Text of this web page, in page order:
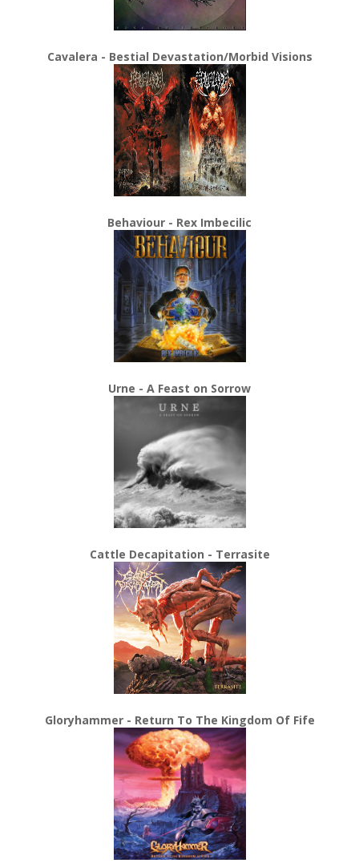
Cavalera - Bestial Devastation/Morbid Visions
Behaviour - Rex Imbecilic
Urne - A Feast on Sorrow
Cattle Decapitation - Terrasite
Gloryhammer - Return To The Kingdom Of Fife